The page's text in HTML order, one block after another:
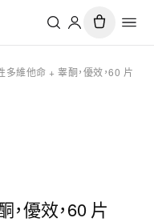
多維他命 + 睾酮，優效，60 片
優效，60 片